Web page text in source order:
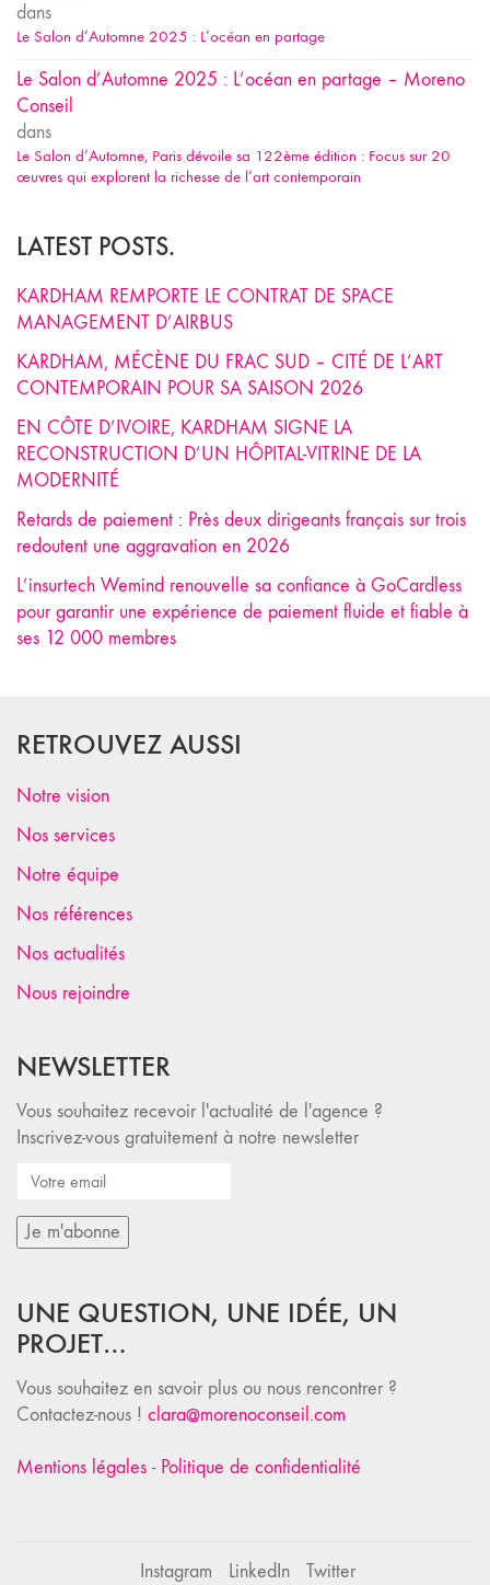
dans
Le Salon d’Automne 2025 : L’océan en partage
Le Salon d’Automne 2025 : L’océan en partage – Moreno
Conseil
dans
Le Salon d’Automne, Paris dévoile sa 122ème édition : Focus sur 20
œuvres qui explorent la richesse de l’art contemporain
LATEST POSTS.
KARDHAM REMPORTE LE CONTRAT DE SPACE
MANAGEMENT D’AIRBUS
KARDHAM, MÉCÈNE DU FRAC SUD – CITÉ DE L’ART
CONTEMPORAIN POUR SA SAISON 2026
EN CÔTE D’IVOIRE, KARDHAM SIGNE LA
RECONSTRUCTION D’UN HÔPITAL-VITRINE DE LA
MODERNITÉ
Retards de paiement : Près deux dirigeants français sur trois
redoutent une aggravation en 2026
L’insurtech Wemind renouvelle sa confiance à GoCardless
pour garantir une expérience de paiement fluide et fiable à
ses 12 000 membres
RETROUVEZ AUSSI
Notre vision
Nos services
Notre équipe
Nos références
Nos actualités
Nous rejoindre
NEWSLETTER
Vous souhaitez recevoir l'actualité de l'agence ?
Inscrivez-vous gratuitement à notre newsletter
UNE QUESTION, UNE IDÉE, UN
PROJET…
Vous souhaitez en savoir plus ou nous rencontrer ?
Contactez-nous ! clara@morenoconseil.com
Mentions légales - Politique de confidentialité
Instagram LinkedIn Twitter